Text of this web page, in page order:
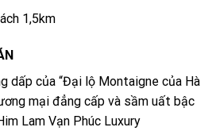
1,5km
dấp của “Đại lộ Montaigne của Hà
mại đẳng cấp và sầm uất bậc
Lam Vạn Phúc Luxury